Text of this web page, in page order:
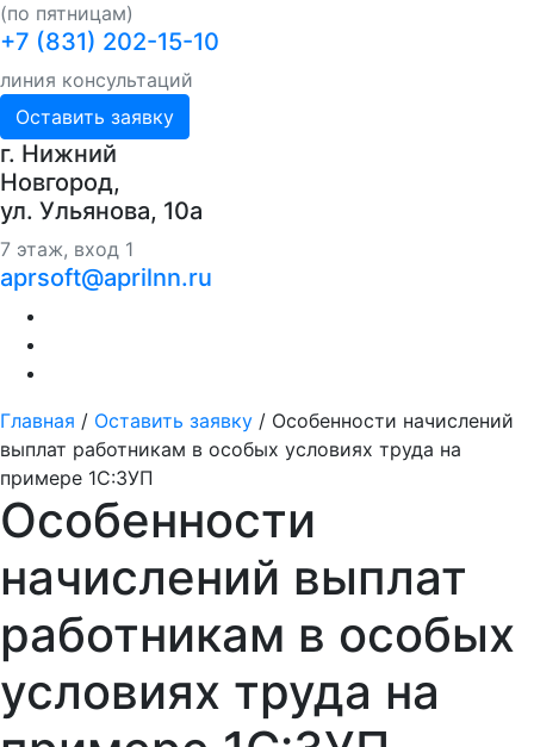
(по пятницам)
+7 (831) 202-15-10
линия консультаций
Оставить заявку
г. Нижний
Новгород,
ул. Ульянова, 10a
7 этаж, вход 1
aprsoft@aprilnn.ru
Главная / Оставить заявку / Особенности начислений
выплат работникам в особых условиях труда на
примере 1С:ЗУП
Особенности
начислений выплат
работникам в особых
условиях труда на